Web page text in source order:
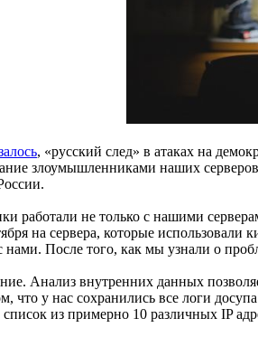
, «русский след» в атаках на
злоумышленниками наших
работали не только с нашими
на сервера, которые
нами. После того, как мы узнали о
Анализ внутренних данных
что у нас сохранились все логи
из примерно 10 различных IP